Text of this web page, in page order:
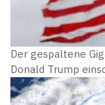
Der gespaltene
Donald Trump